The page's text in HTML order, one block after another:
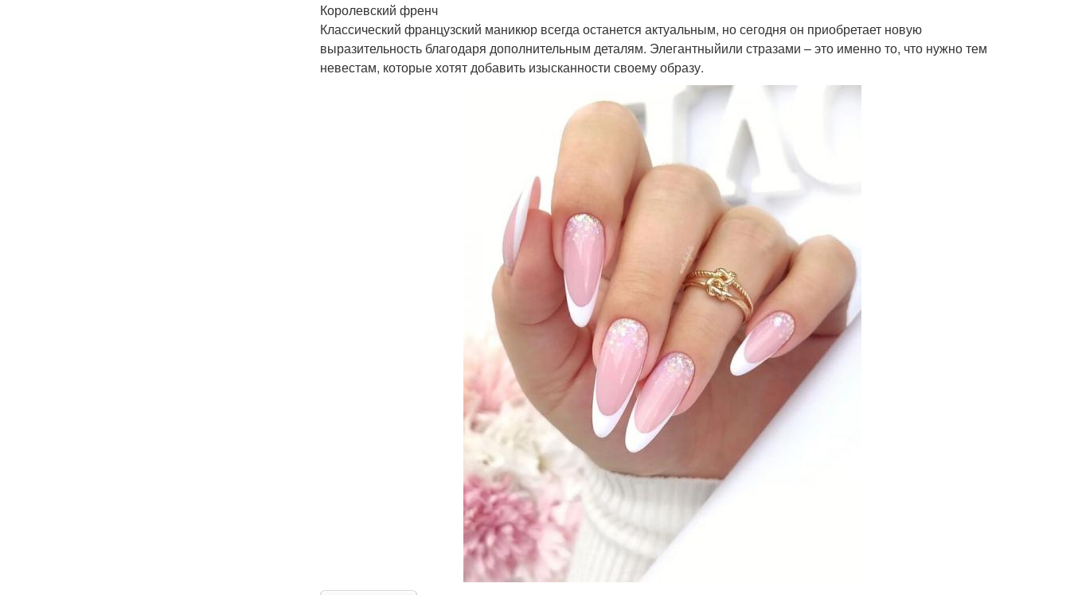
Королевский френч
Классический французский маникюр всегда останется актуальным, но сегодня он приобретает новую
выразительность благодаря дополнительным деталям. Элегантныйили стразами – это именно то, что нужно тем
невестам, которые хотят добавить изысканности своему образу.